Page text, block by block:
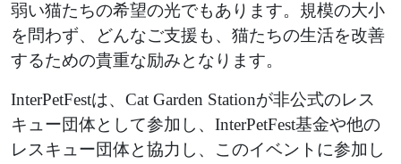
弱い猫たちの希望の光でもあります。規模の大小
を問わず、どんなご支援も、猫たちの生活を改善
するための貴重な励みとなります。
InterPetFestは、Cat Garden Stationが非公式のレス
キュー団体として参加し、InterPetFest基金や他の
レスキュー団体と協力し、このイベントに参加し